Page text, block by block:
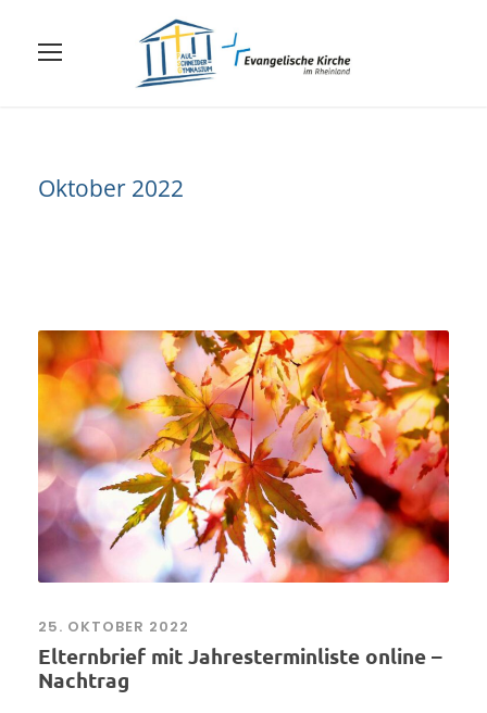
Oktober 2022
25. OKTOBER 2022
Elternbrief mit Jahresterminliste online –
Nachtrag